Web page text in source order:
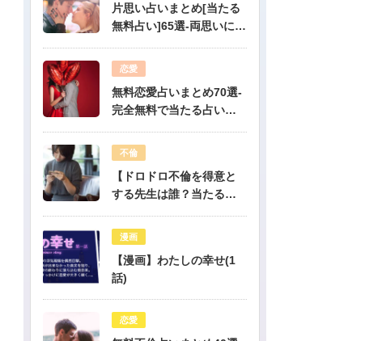
片思い占いまとめ[当たる
無料占い]65選-両思いにな
当たる片思い占い
恋愛
無料恋愛占いまとめ70選-
完全無料で当たる占いだ
不倫
【ドロドロ不倫を得意と
する先生は誰？当たる電
漫画
【漫画】わたしの幸せ(1
話)
恋愛